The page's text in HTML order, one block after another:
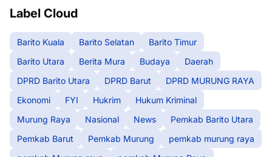
Label Cloud
Barito Kuala Barito Selatan
Barito Timur
Barito Utara
Berita Mura Budaya
Daerah
DPRD Barito Utara
DPRD Barut
DPRD MURUNG RAYA
Ekonomi
FYI Hukrim
Hukum Kriminal
Murung Raya
Nasional News
Pemkab Barito Utara
Pemkab Barut
Pemkab Murung
pemkab murung raya